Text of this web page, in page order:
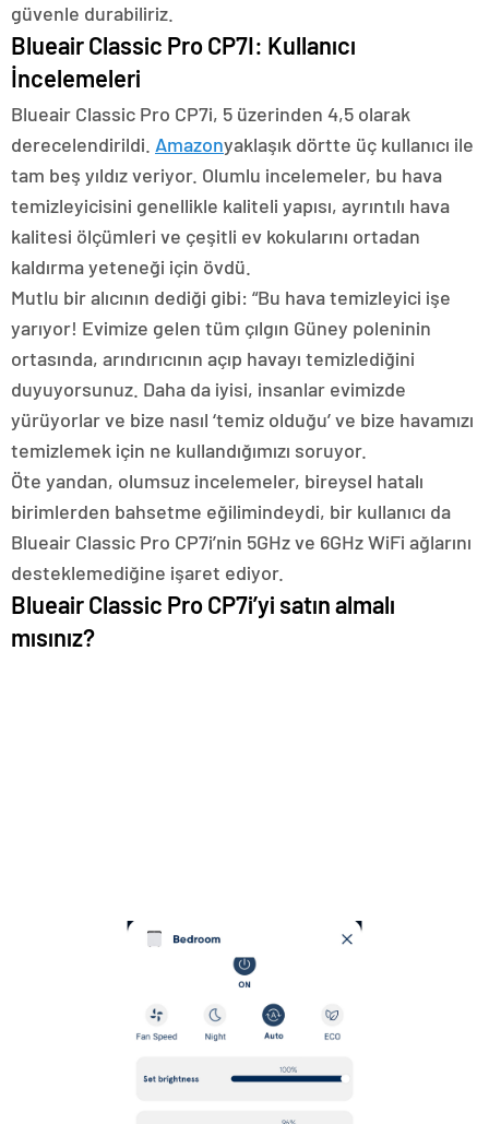
güvenle durabiliriz.
Blueair Classic Pro CP7I: Kullanıcı
İncelemeleri
Blueair Classic Pro CP7i, 5 üzerinden 4,5 olarak
derecelendirildi. Amazonyaklaşık dörtte üç kullanıcı ile
tam beş yıldız veriyor. Olumlu incelemeler, bu hava
temizleyicisini genellikle kaliteli yapısı, ayrıntılı hava
kalitesi ölçümleri ve çeşitli ev kokularını ortadan
kaldırma yeteneği için övdü.
Mutlu bir alıcının dediği gibi: “Bu hava temizleyici işe
yarıyor! Evimize gelen tüm çılgın Güney poleninin
ortasında, arındırıcının açıp havayı temizlediğini
duyuyorsunuz. Daha da iyisi, insanlar evimizde
yürüyorlar ve bize nasıl ‘temiz olduğu’ ve bize havamızı
temizlemek için ne kullandığımızı soruyor.
Öte yandan, olumsuz incelemeler, bireysel hatalı
birimlerden bahsetme eğilimindeydi, bir kullanıcı da
Blueair Classic Pro CP7i’nin 5GHz ve 6GHz WiFi ağlarını
desteklemediğine işaret ediyor.
Blueair Classic Pro CP7i’yi satın almalı
mısınız?